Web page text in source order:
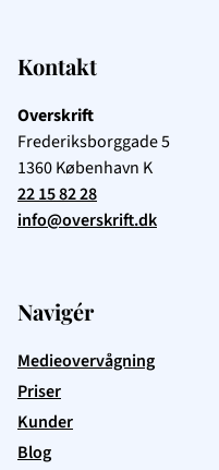
Kontakt
Overskrift
Frederiksborggade 5
1360København K
22 15 82 28
info@overskrift.dk
Navigér
Medieovervågning
Priser
Kunder
Blog